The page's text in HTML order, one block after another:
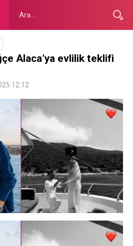
Alaca’ya evlilik teklifi
12:12